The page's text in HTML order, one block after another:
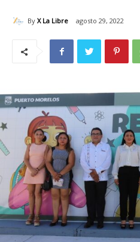
By X La Libre agosto 29, 2022